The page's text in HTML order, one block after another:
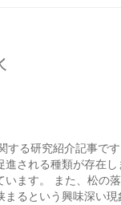
する研究紹介記事で
される種類が存在
ます。 また、松の
るという興味深い